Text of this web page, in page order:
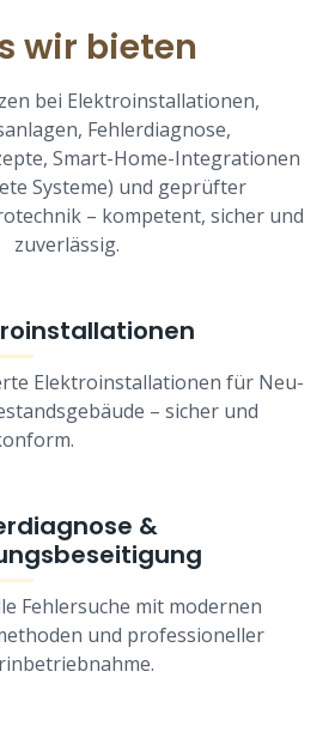
wir bieten
bei Elektroinstallationen,
Fehlerdiagnose,
Smart-Home-Integrationen
Systeme) und geprüfter
– kompetent, sicher und
zuverlässig.
Elektroinstallationen für Neu-
– sicher und
&
Fehlersuche mit modernen
und professioneller